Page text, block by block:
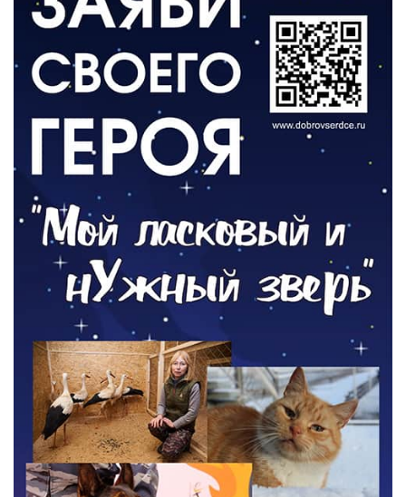
«Второй старт» для ветеранов СВО
РАЗЪЯСНЯЕМ
Контракт с новой выплатой
05.08.2026